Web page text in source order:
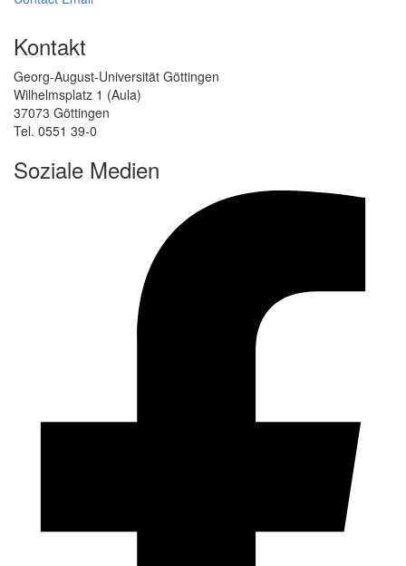
Kontakt
Georg-August-Universität Göttingen
Wilhelmsplatz 1 (Aula)
37073 Göttingen
Tel. 0551 39-0
Soziale Medien